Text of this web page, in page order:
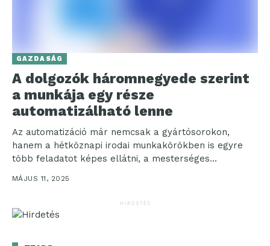
GAZDASÁG
A dolgozók háromnegyede szerint
a munkája egy része
automatizálható lenne
Az automatizáció már nemcsak a gyártósorokon,
hanem a hétköznapi irodai munkakörökben is egyre
több feladatot képes ellátni, a mesterséges
intelligencia pedig egyre összetettebb...
MÁJUS 11, 2025
HIRDETÉS